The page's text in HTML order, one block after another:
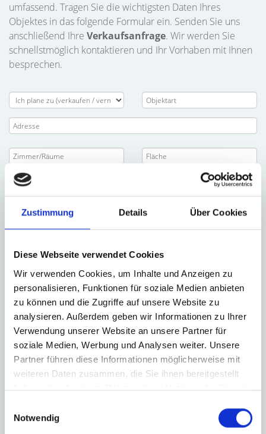
Zustimmung Details Über Cookies
Diese Webseite verwendet Cookies
Wir verwenden Cookies, um Inhalte und Anzeigen zu
personalisieren, Funktionen für soziale Medien anbieten
zu können und die Zugriffe auf unsere Website zu
analysieren. Außerdem geben wir Informationen zu Ihrer
Verwendung unserer Website an unsere Partner für
soziale Medien, Werbung und Analysen weiter. Unsere
Partner führen diese Informationen möglicherweise mit
weiteren Daten zusammen, die Sie ihnen bereitgestellt
haben oder die sie im Rahmen Ihrer Nutzung der Dienste
Notwendig
umfassend. Tragen Sie die wichtigsten Daten Ihres
Objektes in das folgende Formular ein. Senden Sie uns
anschließend Ihre Verkaufsanfrage. Wir werden Sie
schnellstmöglich kontaktieren und Ihr Vorhaben mit Ihnen
besprechen.